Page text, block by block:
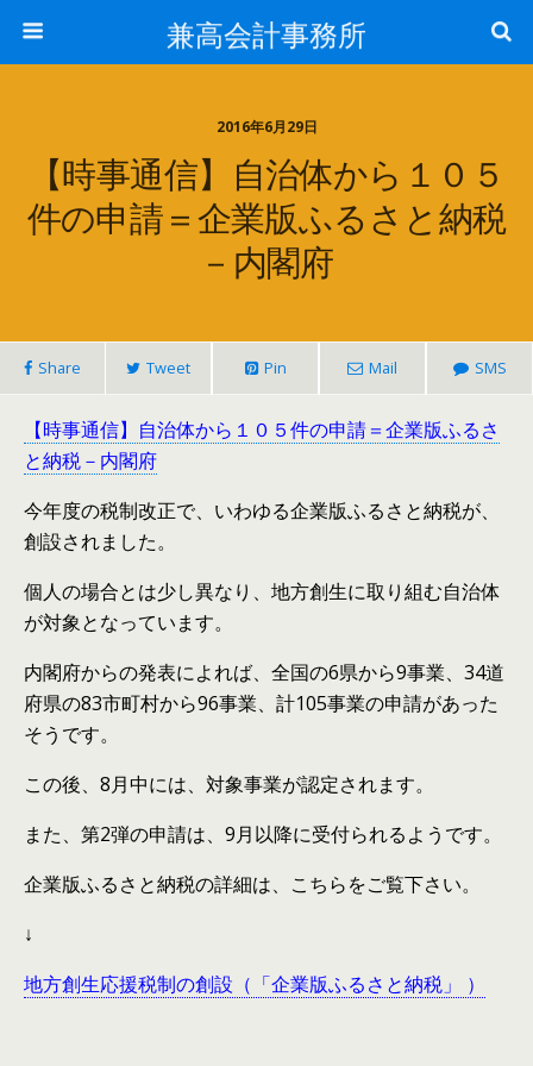
兼高会計事務所
2016年6月29日
【時事通信】自治体から１０５
件の申請＝企業版ふるさと納税
－内閣府
Share Tweet Pin Mail SMS
【時事通信】自治体から１０５件の申請＝企業版ふるさ
と納税－内閣府
今年度の税制改正で、いわゆる企業版ふるさと納税が、
創設されました。
個人の場合とは少し異なり、地方創生に取り組む自治体
が対象となっています。
内閣府からの発表によれば、全国の6県から9事業、34道
府県の83市町村から96事業、計105事業の申請があった
そうです。
この後、8月中には、対象事業が認定されます。
また、第2弾の申請は、9月以降に受付られるようです。
企業版ふるさと納税の詳細は、こちらをご覧下さい。
↓
地方創生応援税制の創設（「企業版ふるさと納税」 ）